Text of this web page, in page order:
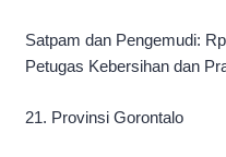
Satpam dan Pengemudi:
Petugas Kebersihan dan
21. Provinsi Gorontalo